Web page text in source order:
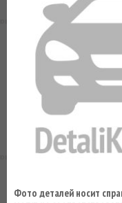
Фото деталей носит